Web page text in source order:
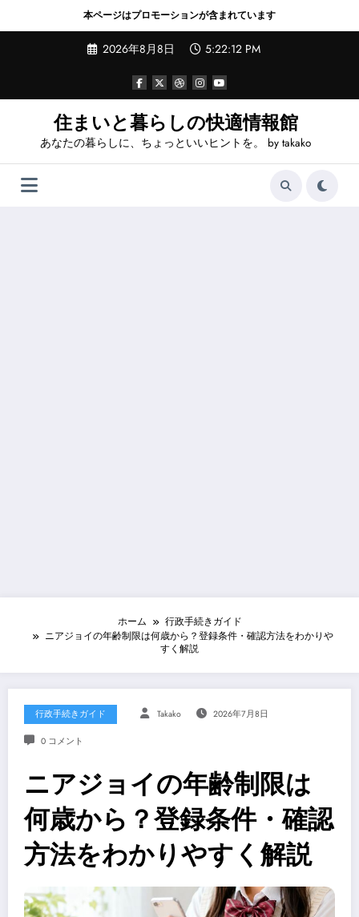
本ページはプロモーションが含まれています
ツ
2026年8月8日 5:22:14 PM
住まいと暮らしの快適情報館
あなたの暮らしに、ちょっといいヒントを。 by takako
ホーム
行政手続きガイド
ニアジョイの年齢制限は何歳から？登録条件・確認方法をわかりや
すく解説
行政手続きガイド Takako 2026年7月8日
0 コメント
ニアジョイの年齢制限は
何歳から？登録条件・確認
方法をわかりやすく解説